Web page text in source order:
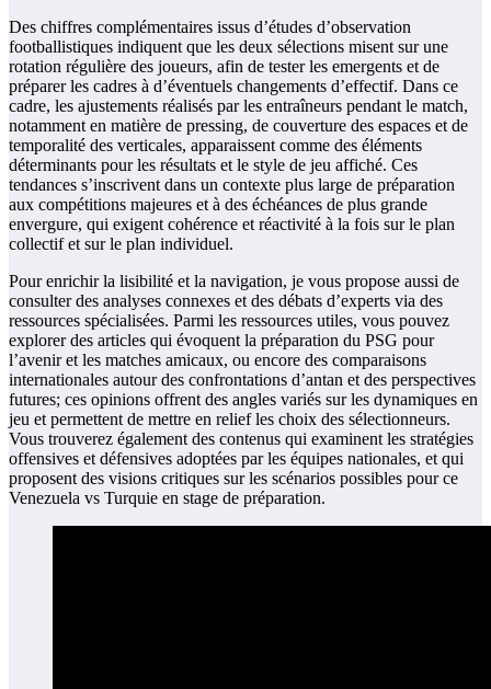
Des chiffres complémentaires issus d’études d’observation
footballistiques indiquent que les deux sélections misent sur une
rotation régulière des joueurs, afin de tester les emergents et de
préparer les cadres à d’éventuels changements d’effectif. Dans ce
cadre, les ajustements réalisés par les entraîneurs pendant le match,
notamment en matière de pressing, de couverture des espaces et de
temporalité des verticales, apparaissent comme des éléments
déterminants pour les résultats et le style de jeu affiché. Ces
tendances s’inscrivent dans un contexte plus large de préparation
aux compétitions majeures et à des échéances de plus grande
envergure, qui exigent cohérence et réactivité à la fois sur le plan
collectif et sur le plan individuel.
Pour enrichir la lisibilité et la navigation, je vous propose aussi de
consulter des analyses connexes et des débats d’experts via des
ressources spécialisées. Parmi les ressources utiles, vous pouvez
explorer des articles qui évoquent la préparation du PSG pour
l’avenir et les matches amicaux, ou encore des comparaisons
internationales autour des confrontations d’antan et des perspectives
futures; ces opinions offrent des angles variés sur les dynamiques en
jeu et permettent de mettre en relief les choix des sélectionneurs.
Vous trouverez également des contenus qui examinent les stratégies
offensives et défensives adoptées par les équipes nationales, et qui
proposent des visions critiques sur les scénarios possibles pour ce
Venezuela vs Turquie en stage de préparation.